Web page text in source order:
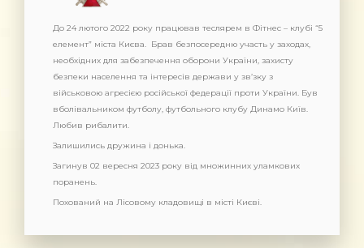
До 24 лютого 2022 року працював теслярем в Фітнес – клубі “5
елемент” міста Києва. Брав безпосередню участь у заходах,
необхідних для забезпечення оборони України, захисту
безпеки населення та інтересів держави у зв’зку з
військовою агресією російської федерації проти України. Був
вболівальником футболу, футбольного клубу Динамо Київ.
Любив рибалити.
Залишились дружина і донька.
Загинув 02 вересня 2023 року від множинних уламкових
поранень.
Похований на Лісовому кладовищі в місті Києві.